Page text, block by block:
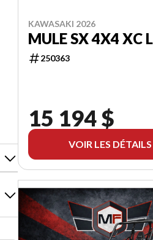
KAWASAKI 2026
MULE SX 4X4 XC
250363
15 194 $
VOIR LES DÉTAILS